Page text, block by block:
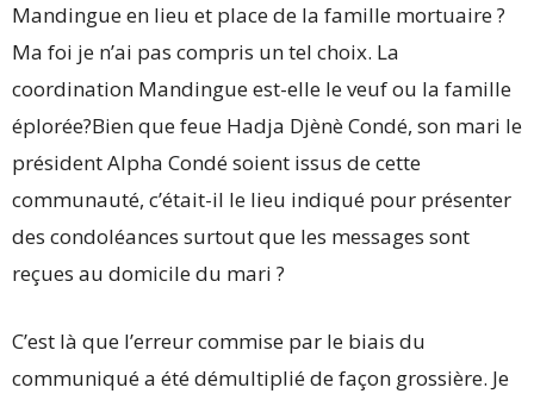
Mandingue en lieu et place de la famille mortuaire ?
Ma foi je n’ai pas compris un tel choix. La
coordination Mandingue est-elle le veuf ou la famille
éplorée?Bien que feue Hadja Djènè Condé, son mari le
président Alpha Condé soient issus de cette
communauté, c’était-il le lieu indiqué pour présenter
des condoléances surtout que les messages sont
reçues au domicile du mari ?
C’est là que l’erreur commise par le biais du
communiqué a été démultiplié de façon grossière. Je